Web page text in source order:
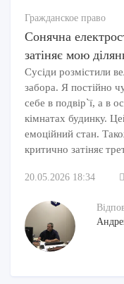
Гражданское право
Сонячна
затіняє мою
Сусіди розмістили
забора. Я постійно
себе в подвір`ї, а в
кімнатах будинку.
емоційний стан.
критично затіняє
20.05.2026 18:34